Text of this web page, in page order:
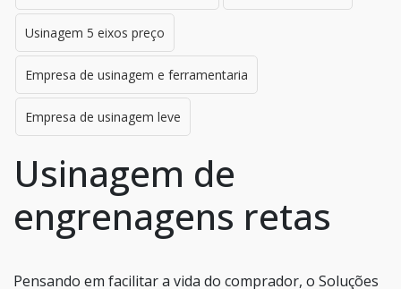
Usinagem 5 eixos preço
Empresa de usinagem e ferramentaria
Empresa de usinagem leve
Usinagem de
engrenagens retas
Pensando em facilitar a vida do comprador, o Soluções